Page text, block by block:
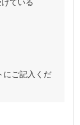
ている
にご記入くだ